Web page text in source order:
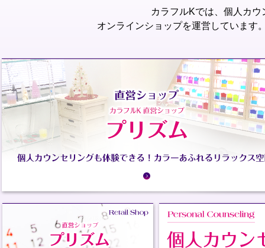
カラフルKでは、個人カ
オンラインショップを運営しています